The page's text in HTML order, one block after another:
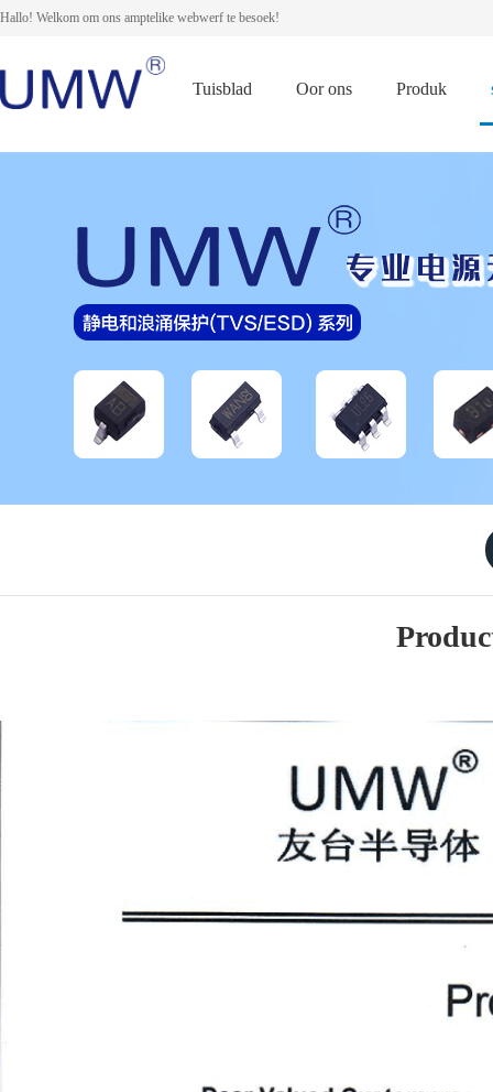
Hallo! Welkom om ons amptelike webwerf te besoek!
Tuisblad Oor ons Produk